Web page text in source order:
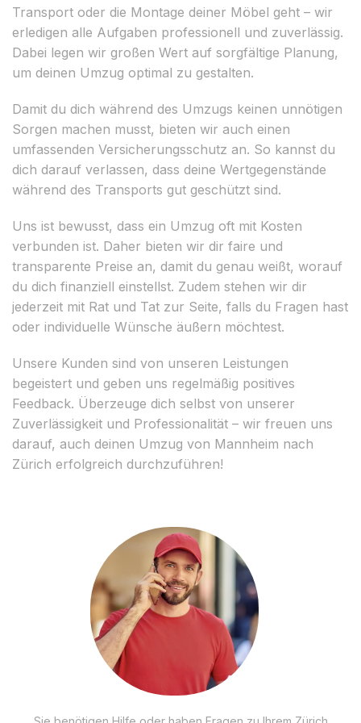
Transport oder die Montage deiner Möbel geht – wir
erledigen alle Aufgaben professionell und zuverlässig.
Dabei legen wir großen Wert auf sorgfältige Planung,
um deinen Umzug optimal zu gestalten.
Damit du dich während des Umzugs keinen unnötigen
Sorgen machen musst, bieten wir auch einen
umfassenden Versicherungsschutz an. So kannst du
dich darauf verlassen, dass deine Wertgegenstände
während des Transports gut geschützt sind.
Uns ist bewusst, dass ein Umzug oft mit Kosten
verbunden ist. Daher bieten wir dir faire und
transparente Preise an, damit du genau weißt, worauf
du dich finanziell einstellst. Zudem stehen wir dir
jederzeit mit Rat und Tat zur Seite, falls du Fragen hast
oder individuelle Wünsche äußern möchtest.
Unsere Kunden sind von unseren Leistungen
begeistert und geben uns regelmäßig positives
Feedback. Überzeuge dich selbst von unserer
Zuverlässigkeit und Professionalität – wir freuen uns
darauf, auch deinen Umzug von Mannheim nach
Zürich erfolgreich durchzuführen!